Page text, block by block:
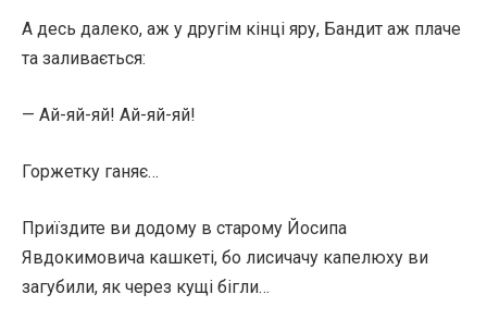
А десь далеко, аж у другім кінці яру, Бандит аж плаче
та заливається:
— Ай-яй-яй! Ай-яй-яй!
Горжетку ганяє…
Приїздите ви додому в старому Йосипа
Явдокимовича кашкеті, бо лисичачу капелюху ви
загубили, як через кущі бігли…